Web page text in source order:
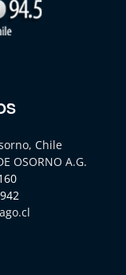
Chile
OSORNO A.G.